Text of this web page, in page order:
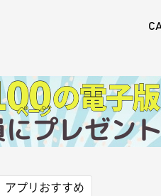
アプリおすすめ